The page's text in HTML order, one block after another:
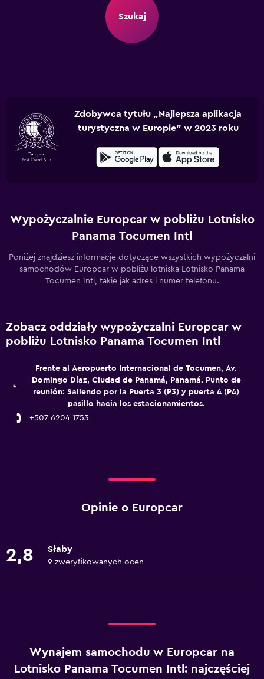
Szukaj
Zdobywca tytułu „Najlepsza aplikacja
turystyczna w Europie” w 2023 roku
Wypożyczalnie Europcar w pobliżu Lotnisko
Panama Tocumen Intl
Poniżej znajdziesz informacje dotyczące wszystkich wypożyczalni
samochodów Europcar w pobliżu lotniska Lotnisko Panama
Tocumen Intl, takie jak adres i numer telefonu.
Zobacz oddziały wypożyczalni Europcar w
pobliżu Lotnisko Panama Tocumen Intl
Frente al Aeropuerto Internacional de Tocumen, Av.
Domingo Díaz, Ciudad de Panamá, Panamá. Punto de
reunión: Saliendo por la Puerta 3 (P3) y puerta 4 (P4)
pasillo hacia los estacionamientos.
+507 6204 1753
Opinie o Europcar
2,8 Słaby
9 zweryfikowanych ocen
Wynajem samochodu w Europcar na
Lotnisko Panama Tocumen Intl: najczęściej